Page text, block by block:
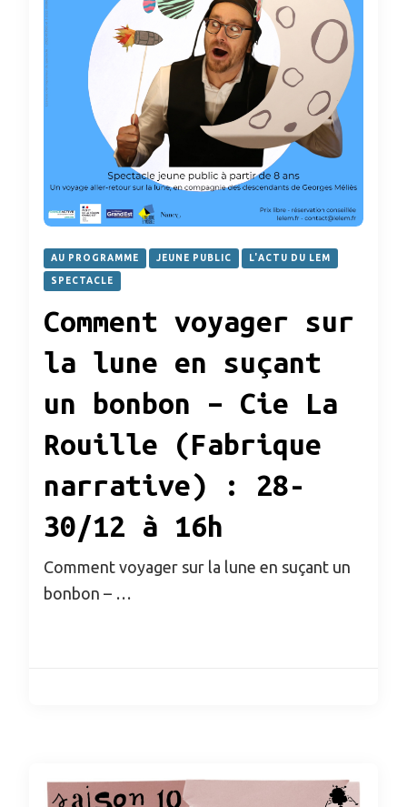
AU PROGRAMME JEUNE PUBLIC L'ACTU DU LEM
SPECTACLE
Comment voyager sur
la lune en suçant
un bonbon – Cie La
Rouille (Fabrique
narrative) : 28-
30/12 à 16h
Comment voyager sur la lune en suçant un
bonbon – …